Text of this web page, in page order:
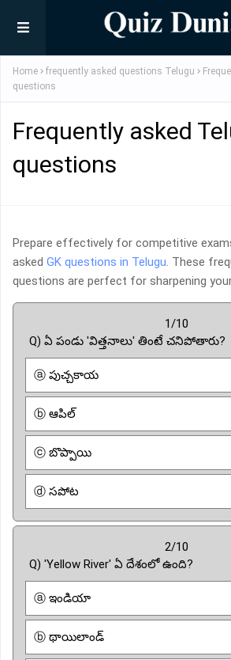
Home frequently asked questions Telugu
questions
Frequently asked
questions
Prepare effectively for competitive
asked GK questions in Telugu. These
questions are perfect for sharpening
1/10
Q) ఏ పండు 'విత్తనాలు' తింటే చనిపోతారు?
ⓐ పుచ్చకాయ
ⓑ ఆపిల్
ⓒ బొప్పాయి
ⓓ సపోట
2/10
Q) 'Yellow River' ఏ దేశంలో ఉంది?
ⓐ ఇండియా
ⓑ థాయిలాండ్